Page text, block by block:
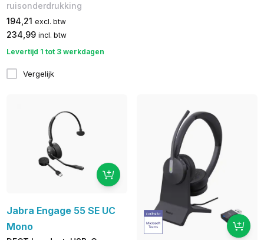
ruisonderdrukking
194,21 excl. btw
234,99 incl. btw
Levertijd 1 tot 3 werkdagen
Vergelijk
Jabra Engage 55 SE UC
Mono